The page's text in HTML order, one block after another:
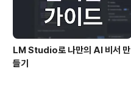
LM Studio로 나만의 AI 비서 만
들기